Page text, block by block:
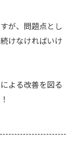
が、問題点とし
けなければいけ
よる改善を図る